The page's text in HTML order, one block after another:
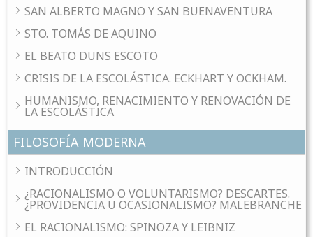
SAN ALBERTO MAGNO Y SAN BUENAVENTURA
STO. TOMÁS DE AQUINO
EL BEATO DUNS ESCOTO
CRISIS DE LA ESCOLÁSTICA. ECKHART Y OCKHAM.
HUMANISMO, RENACIMIENTO Y RENOVACIÓN DE
LA ESCOLÁSTICA
FILOSOFÍA MODERNA
INTRODUCCIÓN
¿RACIONALISMO O VOLUNTARISMO? DESCARTES.
¿PROVIDENCIA U OCASIONALISMO? MALEBRANCHE
EL RACIONALISMO: SPINOZA Y LEIBNIZ